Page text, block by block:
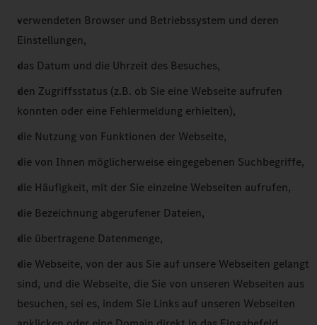
verwendeten Browser und Betriebssystem und deren
Einstellungen,
das Datum und die Uhrzeit des Besuches,
den Zugriffsstatus (z.B. ob Sie eine Webseite aufrufen
konnten oder eine Fehlermeldung erhielten),
die Nutzung von Funktionen der Webseite,
die von Ihnen möglicherweise eingegebenen Suchbegriffe,
die Häufigkeit, mit der Sie einzelne Webseiten aufrufen,
die Bezeichnung abgerufener Dateien,
die übertragene Datenmenge,
die Webseite, von der aus Sie auf unsere Webseiten gelangt
sind, und die Webseite, die Sie von unseren Webseiten aus
besuchen, sei es, indem Sie Links auf unseren Webseiten